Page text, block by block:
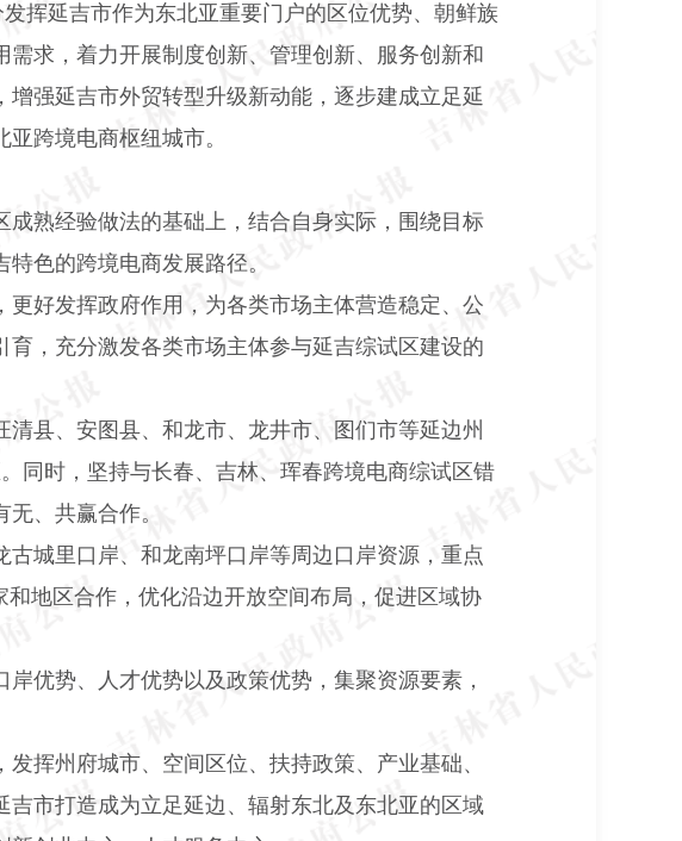
挥延吉市作为东北亚重要门户的区位优势、朝鲜族
求，着力开展制度创新、管理创新、服务创新和
强延吉市外贸转型升级新动能，逐步建成立足延
跨境电商枢纽城市。
熟经验做法的基础上，结合自身实际，围绕目标
色的跨境电商发展路径。
好发挥政府作用，为各类市场主体营造稳定、公
，充分激发各类市场主体参与延吉综试区建设的
县、安图县、和龙市、龙井市、图们市等延边州
同时，坚持与长春、吉林、珲春跨境电商综试区错
、共赢合作。
城里口岸、和龙南坪口岸等周边口岸资源，重点
地区合作，优化沿边开放空间布局，促进区域协
优势、人才优势以及政策优势，集聚资源要素，
挥州府城市、空间区位、扶持政策、产业基础、
市打造成为立足延边、辐射东北及东北亚的区域